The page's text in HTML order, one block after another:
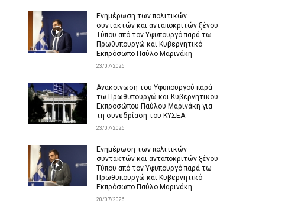
Ενημέρωση των πολιτικών
συντακτών και ανταποκριτών ξένου
Τύπου από τον Υφυπουργό παρά τω
Πρωθυπουργώ και Κυβερνητικό
Εκπρόσωπο Παύλο Μαρινάκη
23/07/2026
Ανακοίνωση του Υφυπουργού παρά
τω Πρωθυπουργώ και Κυβερνητικού
Εκπροσώπου Παύλου Μαρινάκη για
τη συνεδρίαση του ΚΥΣΕΑ
23/07/2026
Ενημέρωση των πολιτικών
συντακτών και ανταποκριτών ξένου
Τύπου από τον Υφυπουργό παρά τω
Πρωθυπουργώ και Κυβερνητικό
Εκπρόσωπο Παύλο Μαρινάκη
20/07/2026